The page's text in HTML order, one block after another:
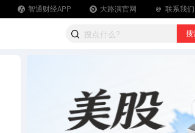
智通财经APP
下载智通财经APP 大路演官网 联系我们
搜